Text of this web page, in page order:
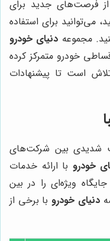
از فرصت‌های جدید برای
می‌توانید برای استفاده
مجموعه دنیای خودرو
خودرو متمرکز کرده
است تا پیشنهادات
شدیدی بین شرکت‌های
خودرو با ارائه خدمات
ویژه‌ای را در بین
دنیای خودروبا برخی از